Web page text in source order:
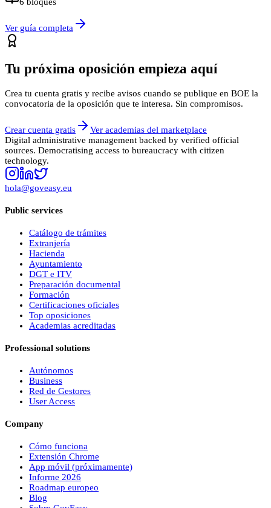
Ver guía completa
Tu próxima oposición empieza aquí
Crea tu cuenta gratis y recibe avisos cuando se publique en BOE la
convocatoria de la oposición que te interesa. Sin compromisos.
Crear cuenta gratis
Ver academias del marketplace
Digital administrative management backed by verified official
sources. Democratising access to bureaucracy with citizen
technology.
hola@goveasy.eu
Public services
Catálogo de trámites
Extranjería
Hacienda
Ayuntamiento
DGT e ITV
Preparación documental
Formación
Certificaciones oficiales
Top oposiciones
Academias acreditadas
Professional solutions
Autónomos
Business
Red de Gestores
User Access
Company
Cómo funciona
Extensión Chrome
App móvil (próximamente)
Informe 2026
Roadmap europeo
Blog